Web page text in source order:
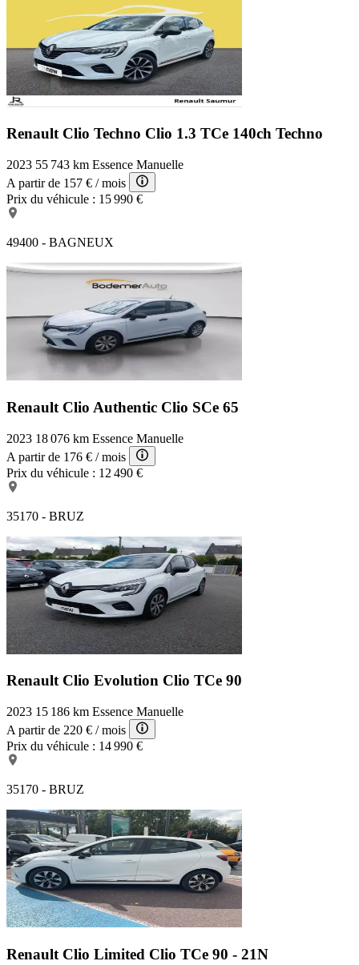
Renault Clio Techno Clio 1.3 TCe 140ch Techno
2023 55 743 km Essence Manuelle
A partir de 157 € / mois
Prix du véhicule : 15 990 €
49400 - BAGNEUX
Renault Clio Authentic Clio SCe 65
2023 18 076 km Essence Manuelle
A partir de 176 € / mois
Prix du véhicule : 12 490 €
35170 - BRUZ
Renault Clio Evolution Clio TCe 90
2023 15 186 km Essence Manuelle
A partir de 220 € / mois
Prix du véhicule : 14 990 €
35170 - BRUZ
Renault Clio Limited Clio TCe 90 - 21N